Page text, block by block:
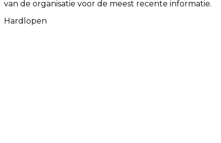
van de organisatie voor de meest recente informatie.
Hardlopen